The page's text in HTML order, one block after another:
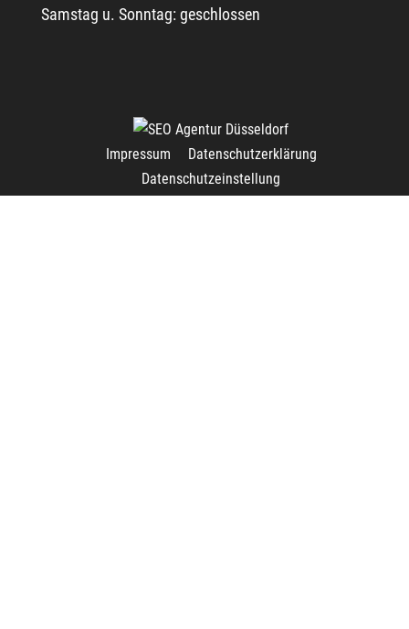
Samstag u. Sonntag: geschlossen
Impressum
Datenschutzerklärung
Datenschutzeinstellung